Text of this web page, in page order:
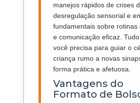
manejos rápidos de crises
desregulação sensorial e
fundamentais sobre rotinas
e comunicação eficaz.
você precisa para guiar o
criança rumo a novas
forma prática e afetuosa.
Vantagens do
Formato de